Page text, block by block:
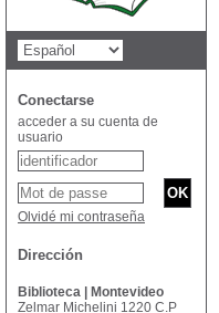
Conectarse
acceder a su cuenta de
usuario
Olvidé mi contraseña
Dirección
Biblioteca | Montevideo
Zelmar Michelini 1220 C.P